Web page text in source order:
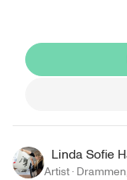
Linda Sofie
Artist · Drammen